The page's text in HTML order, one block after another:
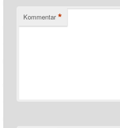
Kommentar *